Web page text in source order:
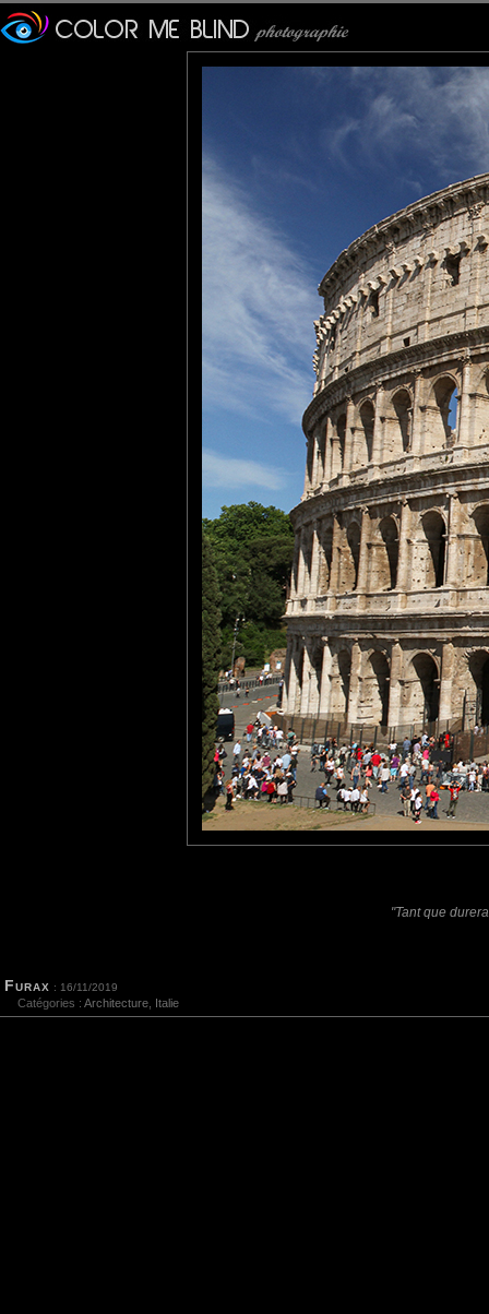
"Tant que
Furax : 16/11/2019
Catégories : Architecture Italie
Pouvant accueillir 50
venationes (combats
gladiateurs) et autres
condamnés à mort, des
basés sur la mythologie
Il est resté en service
prolongeant jusqu'au VIe
Pour l'inauguration du
dans le Colisée
Corinthe contre Corcyre.
Le bâtiment a finalement
Il a plus tard été réutilisé
ateliers d'artisans, le
un sanctuaire catholique
Bien pris, en entier.
Laisser un commentaire
Nom
E-mail
Site